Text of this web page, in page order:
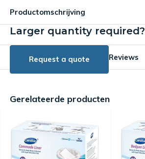
Productomschrijving
Larger quantity required?
Request a quote Reviews
Gerelateerde producten